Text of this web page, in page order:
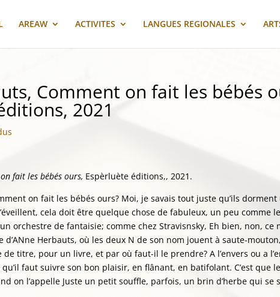
AREAW ACTIVITES LANGUES REGIONALES
Comment on fait les bébés
2021
fait les bébés ours, Espèrluète éditions,, 2021.
on fait les bébés ours? Moi, je savais tout juste qu’ils
cela doit être quelque chose de fabuleux, un peu comme
orchestre de fantaisie; comme chez Stravisnsky, Eh bien, non, ce
d’ANne Herbauts, où les deux N de son nom jouent à saute-
titre, pour un livre, et par où faut-il le prendre? A l’envers ou a
faut suivre son bon plaisir, en flânant, en batifolant. C’est que
on l’appelle Juste un petit souffle, parfois, un brin d’herbe qui se